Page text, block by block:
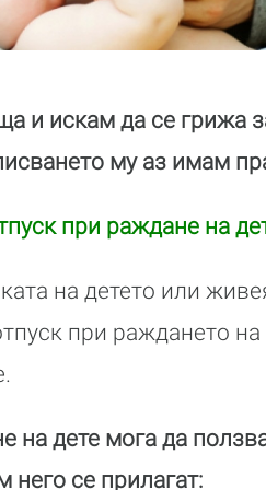
и искам да се грижа
му аз имам
при раждане на
на детето или
при раждането на
на дете мога да
него се прилагат: